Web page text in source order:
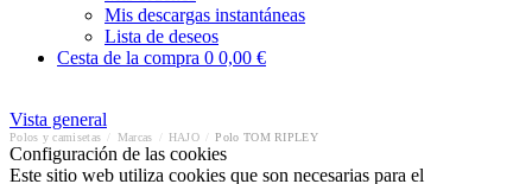
Mis descargas instantáneas
Lista de deseos
Cesta de la compra 0 0,00 €
Vista general
Polos y camisetas Marcas HAJO Polo TOM RIPLEY
Configuración de las cookies
Este sitio web utiliza cookies que son necesarias para el